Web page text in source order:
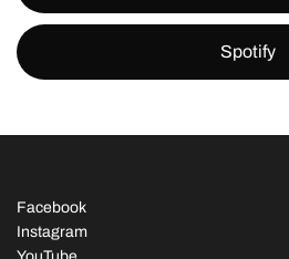
Spotify
Facebook
Instagram